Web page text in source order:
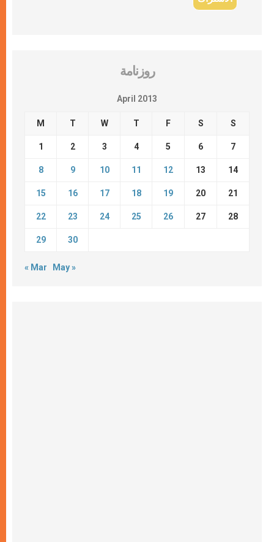
روزنامة
April 2013
M T W T F S S
1 2 3 4 5 6 7
8 9 10 11 12 13 14
15 16 17 18 19 20 21
22 23 24 25 26 27 28
29 30
« Mar May »